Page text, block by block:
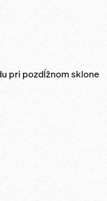
pri pozdĺžnom sklone